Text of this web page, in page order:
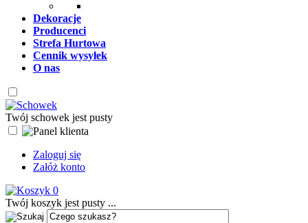
Dekoracje
Producenci
Strefa Hurtowa
Cennik wysyłek
O nas
Twój schowek jest pusty
Zaloguj się
Załóż konto
0
Twój koszyk jest pusty ...